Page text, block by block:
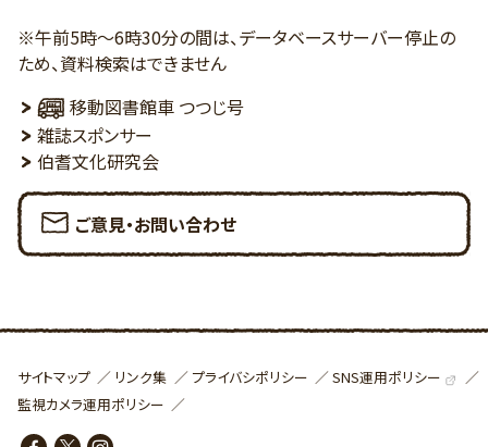
※午前5時～6時30分の間は、データベースサーバー停止の
ため、資料検索はできません
移動図書館車 つつじ号
雑誌スポンサー
伯耆文化研究会
ご意見・お問い合わせ
サイトマップ リンク集 プライバシポリシー
SNS運用ポリシー
監視カメラ運用ポリシー